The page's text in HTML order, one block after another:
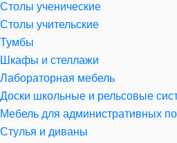
Столы ученические
Столы учительские
Тумбы
Шкафы и стеллажи
Лабораторная мебель
Доски школьные и рельсовые
Мебель для административных
Стулья и диваны